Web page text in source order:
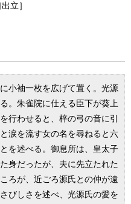
立］
小袖一枚を広げて置く。光源
。朱雀院に仕える臣下が葵上
行わせると、梓の弓の音に引
涙を流す女の名を尋ねると六
を述べる。御息所は、皇太子
身だったが、夫に先立たれた
ろが、近ごろ源氏との仲が遠
びしさを述べ、光源氏の愛を